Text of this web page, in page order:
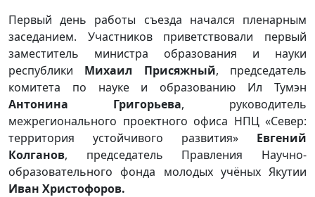
Первый день работы съезда начался пленарным
заседанием. Участников приветствовали первый
заместитель министра образования и науки
республики Михаил Присяжный, председатель
комитета по науке и образованию Ил Тумэн
Антонина Григорьева, руководитель
межрегионального проектного офиса НПЦ «Север:
территория устойчивого развития» Евгений
Колганов, председатель Правления Научно-
образовательного фонда молодых учёных Якутии
Иван Христофоров.